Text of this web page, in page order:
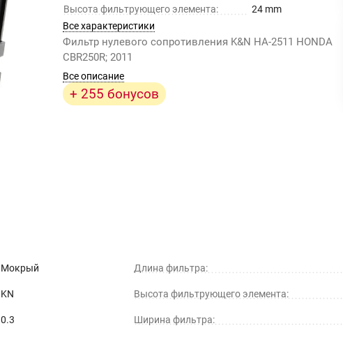
Высота фильтрующего элемента:
24 mm
Все характеристики
Фильтр нулевого сопротивления K&N HA-2511 HONDA
CBR250R; 2011
Все описание
+ 255 бонусов
Мокрый
KN
0.3
Длина фильтра:
Высота фильтрующего элемента:
Ширина фильтра: